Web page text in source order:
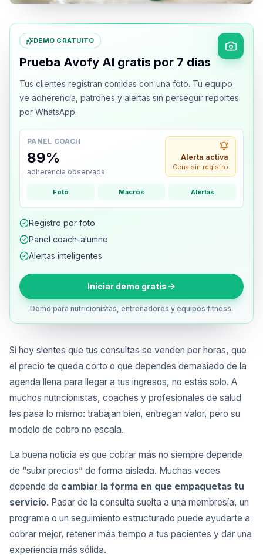
DEMO GRATUITO
Prueba Avofy AI gratis por 7 dias
Tus clientes registran comidas con una foto. Tu equipo
ve adherencia, patrones y alertas sin perseguir reportes
por WhatsApp.
PANEL COACH
89%
adherencia observada
Alerta activa
Cena sin registro
Foto Macros Alertas
Registro por foto
Panel coach-alumno
Alertas inteligentes
Iniciar demo gratis
Demo para nutricionistas, entrenadores y equipos fitness.
Si hoy sientes que tus consultas se venden por horas, que
el precio te queda corto o que dependes demasiado de la
agenda llena para llegar a tus ingresos, no estás solo. A
muchos nutricionistas, coaches y profesionales de salud
les pasa lo mismo: trabajan bien, entregan valor, pero su
modelo de cobro no escala.
La buena noticia es que cobrar más no siempre depende
de “subir precios” de forma aislada. Muchas veces
depende de cambiar la forma en que empaquetas tu
servicio. Pasar de la consulta suelta a una membresía, un
programa o un seguimiento estructurado puede ayudarte a
cobrar mejor, retener más tiempo a tus pacientes y dar una
experiencia más sólida.